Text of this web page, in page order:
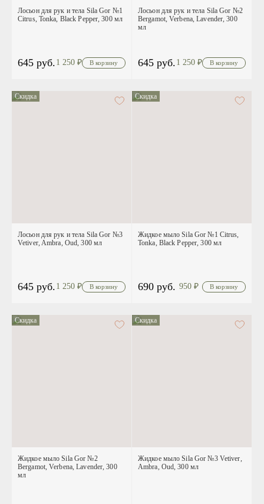
Лосьон для рук и тела Sila Gor №1
Citrus, Tonka, Black Pepper, 300 мл
645 руб. 1 250 ₽
Лосьон для рук и тела Sila Gor №2
Bergamot, Verbena, Lavender, 300
мл
645 руб. 1 250 ₽
Скидка
Лосьон для рук и тела Sila Gor №3
Vetiver, Ambra, Oud, 300 мл
645 руб. 1 250 ₽
Скидка
Жидкое мыло Sila Gor №1 Citrus,
Tonka, Black Pepper, 300 мл
690 руб. 950 ₽
Скидка
Жидкое мыло Sila Gor №2
Bergamot, Verbena, Lavender, 300
мл
Скидка
Жидкое мыло Sila Gor №3 Vetiver,
Ambra, Oud, 300 мл